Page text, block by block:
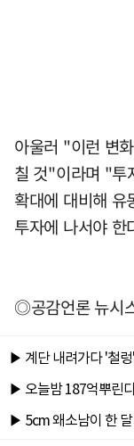
아울러 "이런 변
칠 것"이라며 "투
확대에 대비해 유
투자에 나서야
◎공감언론 뉴시